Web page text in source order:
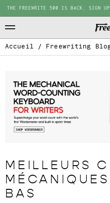
THE FREEWRITE 500 IS BACK. SIGN UP
Accueil / Freewriting
MEILLEURS
BAS